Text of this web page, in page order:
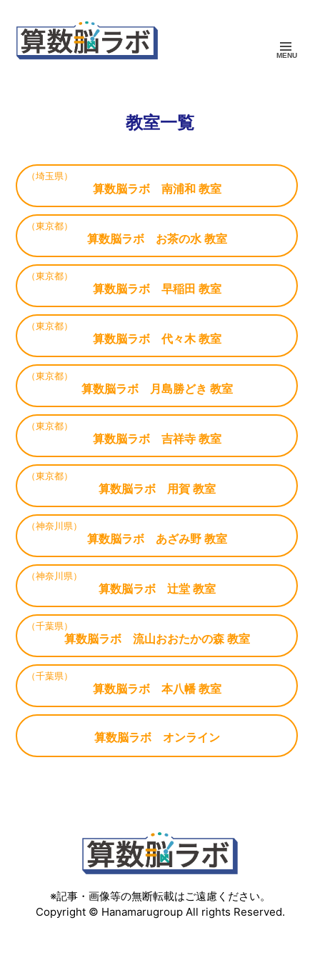
MENU
教室一覧
（埼玉県）
算数脳ラボ 南浦和 教室
（東京都）
算数脳ラボ お茶の水 教室
（東京都）
算数脳ラボ 早稲田 教室
（東京都）
算数脳ラボ 代々木 教室
（東京都）
算数脳ラボ 月島勝どき 教室
（東京都）
算数脳ラボ 吉祥寺 教室
（東京都）
算数脳ラボ 用賀 教室
（神奈川県）
算数脳ラボ あざみ野 教室
（神奈川県）
算数脳ラボ 辻堂 教室
（千葉県）
算数脳ラボ 流山おおたかの森 教室
（千葉県）
算数脳ラボ 本八幡 教室
算数脳ラボ オンライン
※記事・画像等の無断転載はご遠慮ください。
Copyright © Hanamarugroup All rights Reserved.